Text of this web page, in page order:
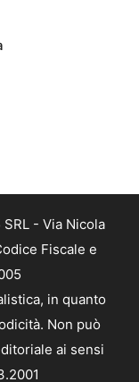
- Via Nicola
Fiscale e
in quanto
Non può
ai sensi